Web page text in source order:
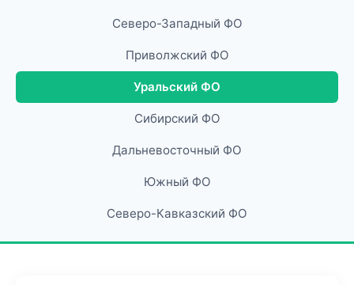
Северо-Западный ФО
Приволжский ФО
Уральский ФО
Сибирский ФО
Дальневосточный ФО
Южный ФО
Северо-Кавказский ФО